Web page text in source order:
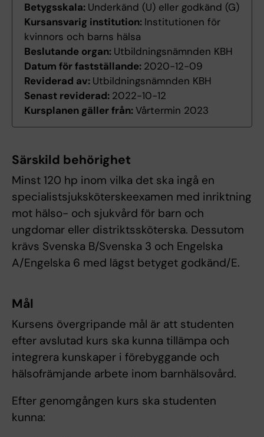
Betygsskala: Underkänd (U) eller godkänd (G)
Kursansvarig institution: Institutionen för
kvinnors och barns hälsa
Beslutande organ: Utbildningsnämnden KBH
Datum för fastställande: 2020-12-09
Reviderad av: Utbildningsnämnden KBH
Senast reviderad: 2022-10-12
Kursplanen gäller från:Vårtermin 2023
Särskild behörighet
Minst 120 hp inom vilka det ska ingå en
specialistsjuksköterskeexamen med inriktning
mot hälso- och sjukvård för barn och
ungdomar eller distriktssköterska. Dessutom
krävs Svenska B/Svenska 3 och Engelska
A/Engelska 6 med lägst betyget godkänd/E.
Mål
Kursens övergripande mål är att studenten
efter avslutad kurs ska kunna tillämpa och
integrera kunskaper i förebyggande och
hälsofrämjande arbete inom barnhälsovård.
Efter genomgången kurs ska studenten
kunna: